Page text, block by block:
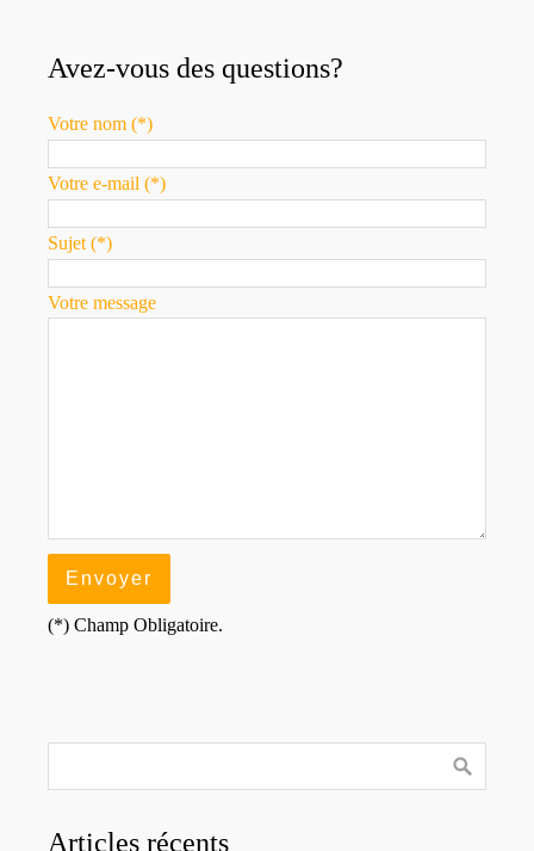
Avez-vous des questions?
Votre nom (*)
Votre e-mail (*)
Sujet (*)
Votre message
(*) Champ Obligatoire.
Articles récents